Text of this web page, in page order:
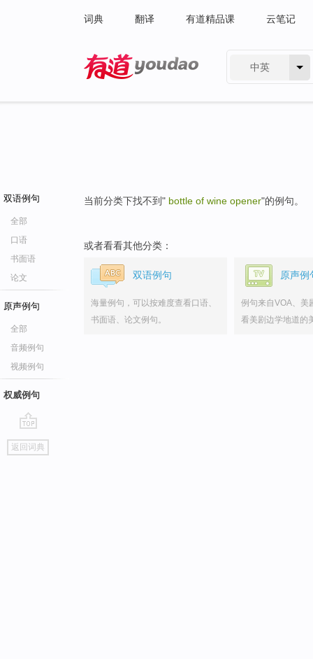
词典 翻译 有道精品课 云笔记
中英
双语例句
全部
口语
书面语
论文
原声例句
全部
音频例句
视频例句
权威例句
go
top
返回词典
当前分类下找不到" bottle of wine opener"的例句。
或者看看其他分类：
双语例句
海量例句，可以按难度查看口语、
书面语、论文例句。
原声例
例句来自VOA、美
看美剧边学地道的